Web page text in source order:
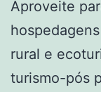
Aproveite
rural e
turismo-pós